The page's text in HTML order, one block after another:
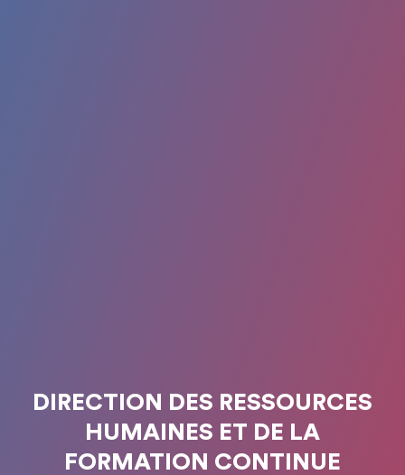
DIRECTION DES RESSOURCES
HUMAINES ET DE LA
FORMATION CONTINUE